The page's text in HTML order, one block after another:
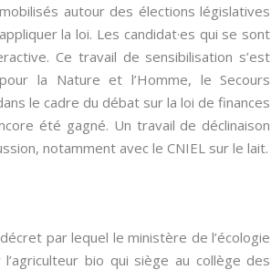
autour des élections législatives
la loi. Les candidat·es qui se sont
Ce travail de sensibilisation s’est
la Nature et l’Homme, le Secours
le cadre du débat sur la loi de finances
été gagné. Un travail de déclinaison
notamment avec le CNIEL sur le lait.
par lequel le ministère de l’écologie
bio qui siège au collège des